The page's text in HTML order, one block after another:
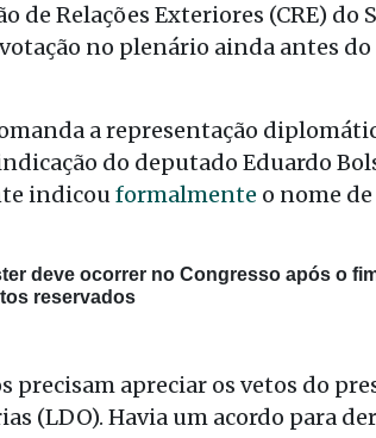
de Relações Exteriores (CRE) do
no plenário ainda antes do
a representação
do deputado Eduardo
indicouformalmente o nome
deve ocorrer no Congresso após o
reservados
precisam apreciar os vetos do
(LDO). Havia um acordo para